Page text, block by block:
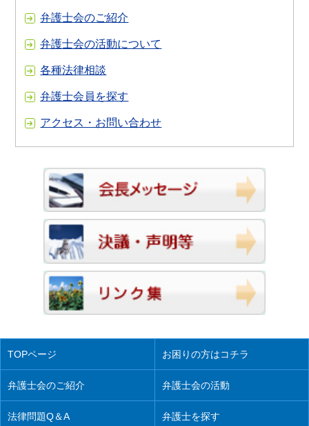
弁護士会のご紹介
弁護士会の活動について
各種法律相談
弁護士会員を探す
アクセス・お問い合わせ
TOPページ お困りの方はコチラ
弁護士会のご紹介 弁護士会の活動
法律問題Q＆A 弁護士を探す